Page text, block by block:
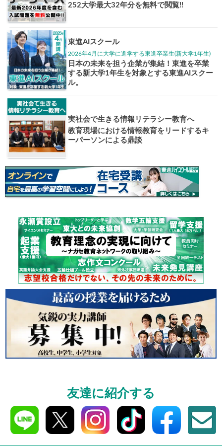
高3生・高2生・高1生対
東進の実力講師陣
導を今すぐ体験!!
個別相談
受験や高校の成績
ください！
資料請求
高3生・高2生・高1生対
資料請求・イベン
ら！
入学案内
東進の合格システ
費などをご紹介!!
友達に紹介する